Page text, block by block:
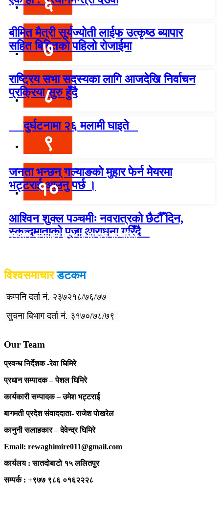
बीमित मैत्री सूर्यज्योती लाईफ उत्कृष्ठ ब्यापार
सहित बिमितको पहिलो रोजाईमा
७
राष्ट्रिय सभा सदस्यका लागि आजदेखि निर्वाचन
प्रक्रिया सुरु हुँदै
८
दुर्घटनामा २६ मलामी घाइते
९
जनता भन्छन् गल्याङको मुहार फेर्न मेयरमा
भट्टराई आउनु पर्छ ।
१०
आश्विन शुक्ल पञ्चमीः नवरात्रको छैटौँ दिन,
स्कन्दमाताको पूजा आराधना गरिँदै
विश्वदर्शन अनलाइन खबर प्रा लि द्वारा सञ्चालित
विश्वसमाचारडटकम
कम्पनि दर्ता नं. २३७२१८/७६/७७
सुचना बिभाग दर्ता नं. ३१७०/७८/७९
Our Team
प्रवन्ध निर्देशक -रेवा घिमिरे
प्रधान सम्पादक – पेशल घिमिरे
कार्यकारी सम्पादक – उमेश भट्टराई
बागमती प्रदेश संवाददाता- राजेश पोखरेल
कानुनी सलाहकार – देवेन्द्र घिमिरे
Email: rewaghimire011@gmail.com
कार्यलय : सातदोबाटो १५ ललितपुर
सम्पर्क : +९७७ ९८६ ०१६२२२८